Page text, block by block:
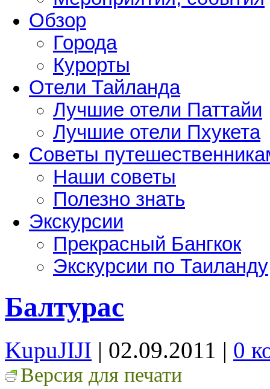
Обзор
Города
Курорты
Отели Тайланда
Лучшие отели Паттайи
Лучшие отели Пхукета
Советы
Наши советы
Полезно знать
Экскурсии
Прекрасный Бангкок
Экскурсии по Таиланду
Балтурас
KupuJIJI | 02.09.2011 | 0
Версия для печати